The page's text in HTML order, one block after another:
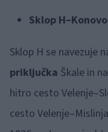
Sklop H–Konovo
Sklop H se navezuje
priključka Škale in
hitro cesto
cesto